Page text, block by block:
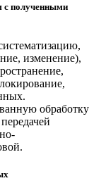
с полученными
изменение),
обработку